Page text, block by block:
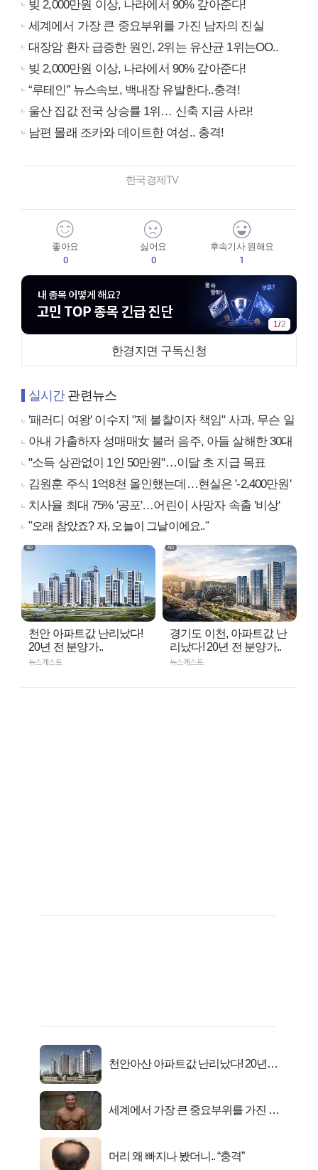
빚 2,000만원 이상, 나라에서 90% 갚아준다!
세계에서 가장 큰 중요부위를 가진 남자의 진실
대장암 환자 급증한 원인, 2위는 유산균 1위는OO..
빚 2,000만원 이상, 나라에서 90% 갚아준다!
“루테인” 뉴스속보, 백내장 유발한다..충격!
울산 집값 전국 상승률 1위… 신축 지금 사라!
남편 몰래 조카와 데이트한 여성.. 충격!
한국경제TV
좋아요
0
싫어요
0
후속기사 원해요
1
1/2
한경지면 구독신청
실시간관련뉴스
'패러디 여왕' 이수지 "제 불찰이자 책임" 사과, 무슨 일
아내 가출하자 성매매女 불러 음주, 아들 살해한 30대
"소득 상관없이 1인 50만원"…이달 초 지급 목표
김원훈 주식 1억8천 올인했는데…현실은 '-2,400만원'
치사율 최대 75% '공포'…어린이 사망자 속출 '비상'
"오래 참았죠? 자, 오늘이 그날이에요.."
천안 아파트값 난리났다!
20년 전 분양가..
뉴스캐스트
경기도 이천, 아파트값 난
리났다! 20년 전 분양가..
뉴스캐스트
천안아산 아파트값 난리났다! 20년
세계에서 가장 큰 중요부위를 가진 남
머리 왜 빠지나 봤더니.. “충격”